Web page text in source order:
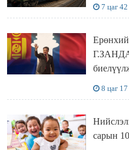
7 цаг
Ерөнхий
8 цаг
сарын